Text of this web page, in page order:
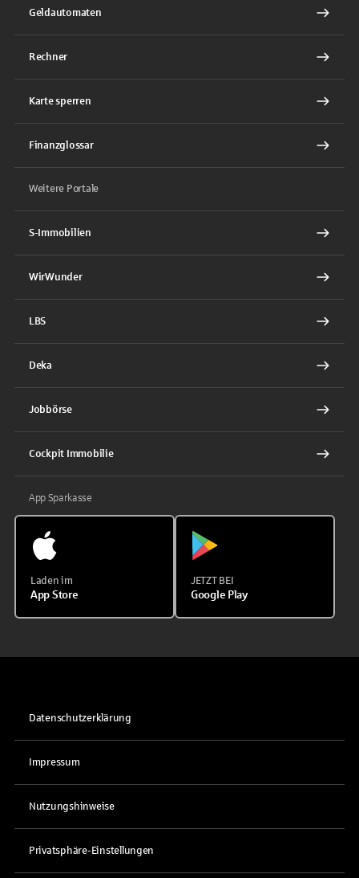
Geldautomaten
Rechner
Karte sperren
Finanzglossar
Weitere Portale
S-Immobilien
WirWunder
LBS
Deka
Jobbörse
Cockpit Immobilie
App Sparkasse
Laden im
App Store
JETZT BEI
Google Play
Datenschutzerklärung
Impressum
Nutzungshinweise
Privatsphäre-Einstellungen